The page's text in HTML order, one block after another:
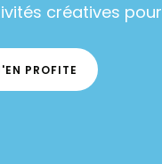
créatives
PROFITE